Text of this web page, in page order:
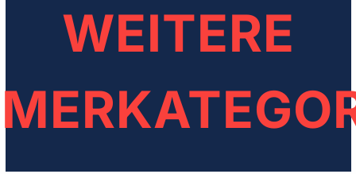
WEITERE